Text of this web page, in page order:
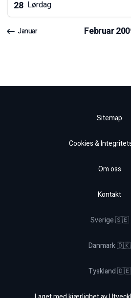
28 Lørdag
Januar Februar
Sitemap
Cookies &
Om oss
Kontakt
Sverige 🇸🇪
Danmark 🇩🇰
Tyskland 🇩🇪